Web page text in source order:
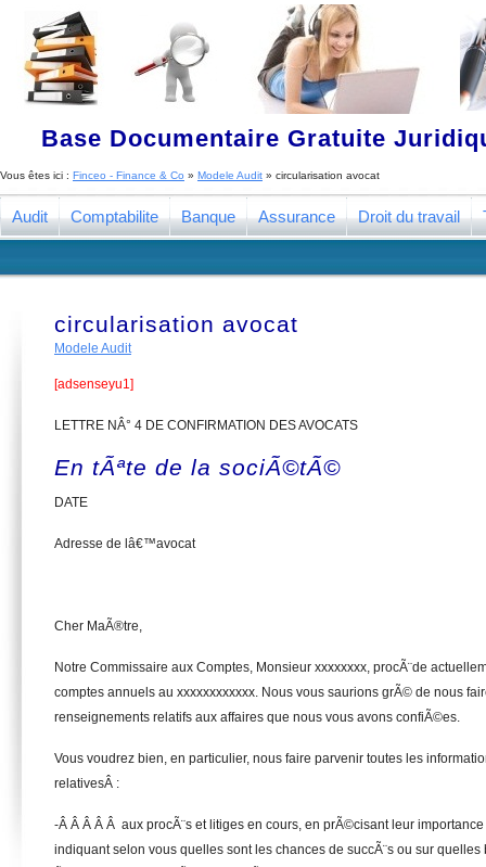
Base Documentaire Gratuite
Vous êtes ici : Finceo - Finance & Co » Modele Audit » circularisation avocat
Audit Comptabilite Banque Assurance Droit du travail
circularisation avocat
Modele Audit
[adsenseyu1]
LETTRE NÂ° 4 DE CONFIRMATION DES AVOCATS
En tÃªte de la sociÃ©tÃ©
DATE
Adresse de lâ€™avocat
Cher MaÃ®tre,
Notre Commissaire aux Comptes, Monsieur xxxxxxxx, procÃ¨de
comptes annuels au xxxxxxxxxxxx. Nous vous saurions grÃ© de nous
renseignements relatifs aux affaires que nous vous avons confiÃ©es.
Vous voudrez bien, en particulier, nous faire parvenir toutes les
relativesÂ :
-Â Â Â Â Â aux procÃ¨s et litiges en cours, en prÃ©cisant leur
indiquant selon vous quelles sont les chances de succÃ¨s ou sur